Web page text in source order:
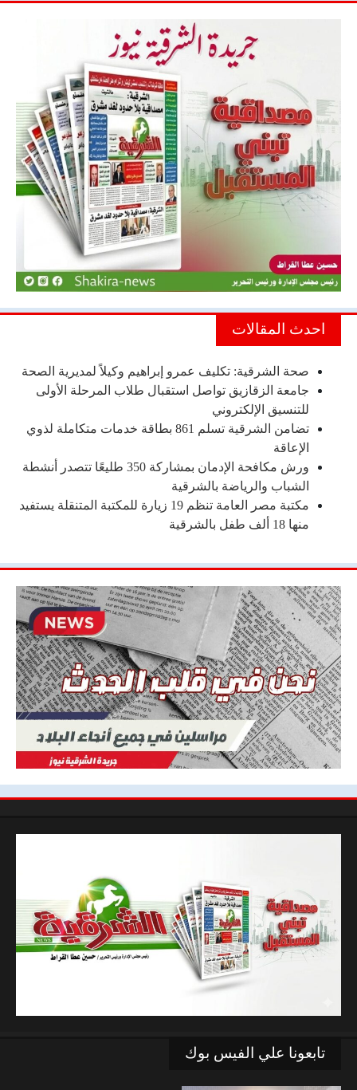
احدث المقالات
صحة الشرقية: تكليف عمرو إبراهيم وكيلاً لمديرية الصحة
جامعة الزقازيق تواصل استقبال طلاب المرحلة الأولى
للتنسيق الإلكتروني
تضامن الشرقية تسلم 861 بطاقة خدمات متكاملة لذوي
الإعاقة
ورش مكافحة الإدمان بمشاركة 350 طليعًا تتصدر أنشطة
الشباب والرياضة بالشرقية
مكتبة مصر العامة تنظم 19 زيارة للمكتبة المتنقلة يستفيد
منها 18 ألف طفل بالشرقية
تابعونا علي الفيس بوك